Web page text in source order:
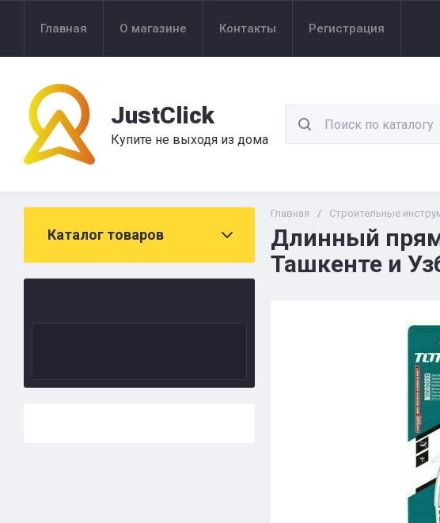
Главная О магазине Контакты Регистрация
JustClick
Купите не выходя из дома
Каталог товаров
Главная / Строительные
Длинный
Ташкенте и